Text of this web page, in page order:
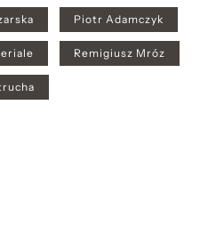
Piotr Adamczyk
Remigiusz Mróz